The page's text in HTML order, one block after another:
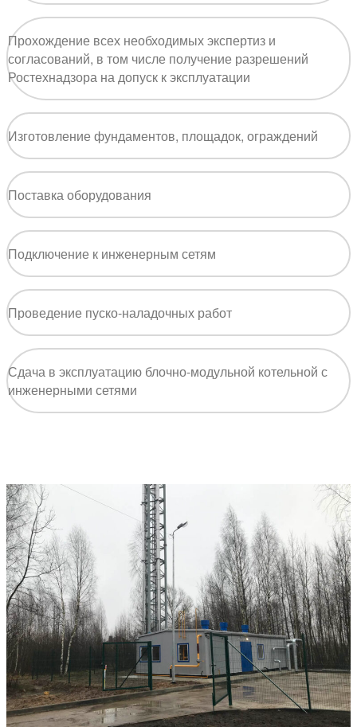
Прохождение всех необходимых экспертиз и
согласований, в том числе получение разрешений
Ростехнадзора на допуск к эксплуатации
Изготовление фундаментов, площадок, ограждений
Поставка оборудования
Подключение к инженерным сетям
Проведение пуско-наладочных работ
Сдача в эксплуатацию блочно-модульной котельной с
инженерными сетями